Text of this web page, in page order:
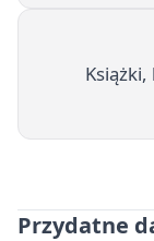
Przydatne